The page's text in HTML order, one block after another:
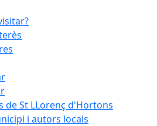
de St LLorenç d'Hortons
i autors locals